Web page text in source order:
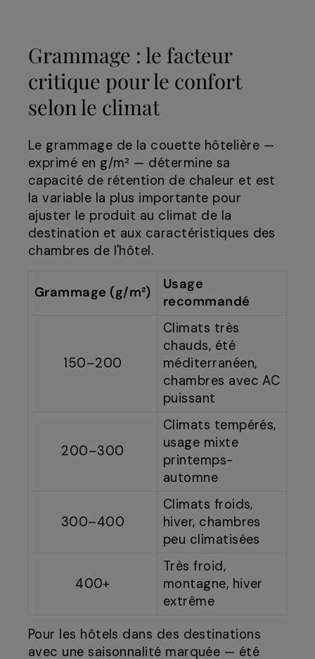
Grammage : le facteur
critique pour le confort
selon le climat
Le grammage de la couette hôtelière —
exprimé en g/m² — détermine sa
capacité de rétention de chaleur et est
la variable la plus importante pour
ajuster le produit au climat de la
destination et aux caractéristiques des
chambres de l'hôtel.
Grammage (g/m²)
Usage
recommandé
150–200
Climats très
chauds, été
méditerranéen,
chambres avec AC
puissant
200–300
Climats tempérés,
usage mixte
printemps-
automne
300–400
Climats froids,
hiver, chambres
peu climatisées
400+
Très froid,
montagne, hiver
extrême
Pour les hôtels dans des destinations
avec une saisonnalité marquée — été